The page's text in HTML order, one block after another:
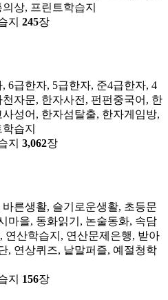
상, 프린트학습지
지 245장
6급한자, 5급한자, 준4급한자, 4
자문, 한자사전, 펀펀중국어, 한
성어, 한자섬탈출, 한자게임방,
습지
지 3,062장
른생활, 슬기로운생활, 초등문
마을, 동화읽기, 논술동화, 속담
연산학습지, 연산문제은행, 받아
, 연상퀴즈, 낱말퍼즐, 예절청학
지 156장